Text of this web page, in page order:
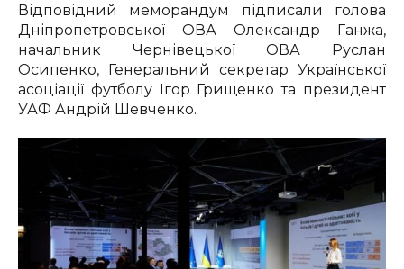
Відповідний меморандум підписали голова
Дніпропетровської ОВА Олександр Ганжа,
начальник Чернівецької ОВА Руслан
Осипенко, Генеральний секретар Української
асоціації футболу Ігор Грищенко та президент
УАФ Андрій Шевченко.